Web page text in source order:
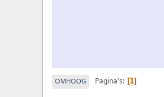
OMHOOG Pagina's 1